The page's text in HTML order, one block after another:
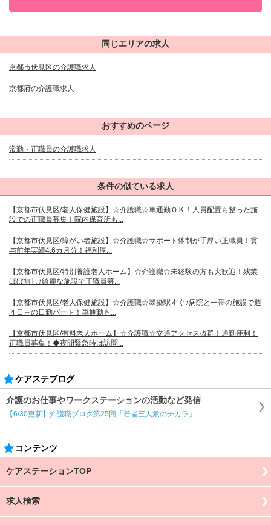
同じエリアの求人
京都市伏見区の介護職求人
京都府の介護職求人
おすすめのページ
常勤・正職員の介護職求人
条件の似ている求人
【京都市伏見区/老人保健施設】☆介護職☆車通勤ＯＫ！人員配置も整った施
設での正職員募集！院内保育所も...
【京都市伏見区/障がい者施設】☆介護職☆サポート体制が手厚い正職員！賞
与前年実績4.6カ月分！福利厚...
【京都市伏見区/特別養護老人ホーム】☆介護職☆未経験の方も大歓迎！残業
ほぼ無し♪綺麗な施設で正職員募...
【京都市伏見区/老人保健施設】☆介護職☆墨染駅すぐ♪病院と一帯の施設で週
４日～の日勤パート！車通勤も...
【京都市伏見区/有料老人ホーム】☆介護職☆交通アクセス抜群！通勤便利！
正職員募集！◆夜間緊急時は訪問...
ケアステブログ
介護のお仕事やワークステーションの活動など発信
【6/30更新】介護職ブログ第25回「若者三人衆のチカラ」
コンテンツ
ケアステーションTOP
求人検索